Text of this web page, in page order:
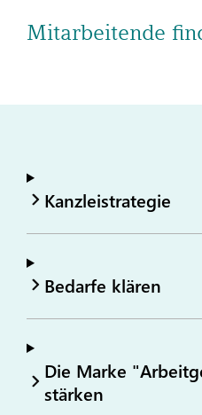
Mitarbeitende
Kanzleistrategie
Bedarfe klären
Die Marke
stärken